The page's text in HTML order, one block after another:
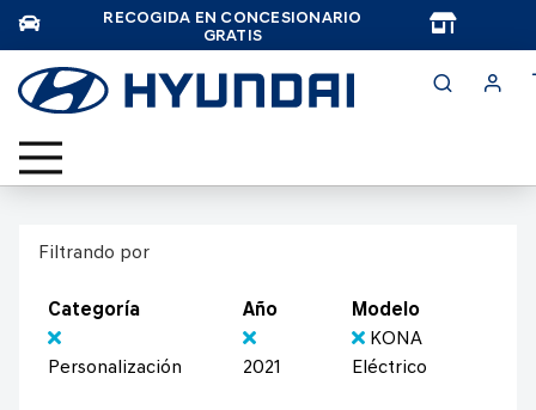
RECOGIDA EN CONCESIONARIO
GRATIS
Filtrando por
Categoría
Personalización
Año
2021
Modelo
KONA
Eléctrico